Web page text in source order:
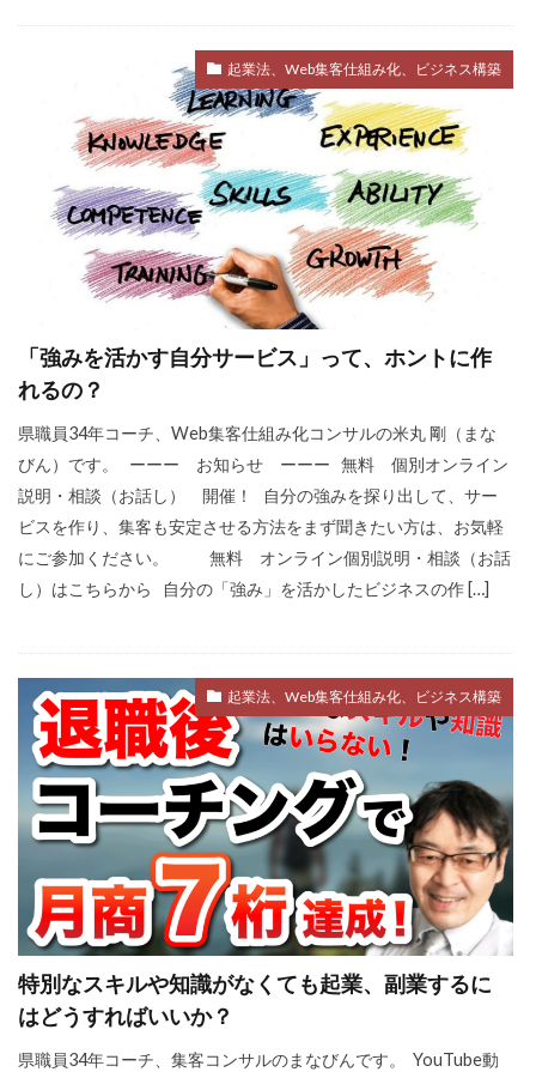
起業法、Web集客仕組み化、ビジネス構築
「強みを活かす自分サービス」って、ホントに作
れるの？
県職員34年コーチ、Web集客仕組み化コンサルの米丸 剛（まな
びん）です。 ーーー お知らせ ーーー 無料 個別オンライン
説明・相談（お話し） 開催！ 自分の強みを探り出して、サー
ビスを作り、集客も安定させる方法をまず聞きたい方は、お気軽
にご参加ください。 無料 オンライン個別説明・相談（お話
し）はこちらから 自分の「強み」を活かしたビジネスの作 […]
起業法、Web集客仕組み化、ビジネス構築
特別なスキルや知識がなくても起業、副業するに
はどうすればいいか？
県職員34年コーチ、集客コンサルのまなびんです。 YouTube動
失敗
夢 集客コンサル
Web
キャリアアップ
コンテンツ作成
モチベーション
ビジネスモデル
SEO
コーチング
商品作り
プラス思考
ビジュアリゼーション
起業家
SNSマーケティング
ブログ
方法
ポジティブ
イメージング
必要
webマーケター
転職
ブロガー
まなびん 学習方法
得意
集客法
ノウハウコレクター
個人
悩み
無料体験
活かす
ノーストレス
年収
稼げる
目標達成
効果
自分
自己変革
種類 コミット
挑戦
事例
検索